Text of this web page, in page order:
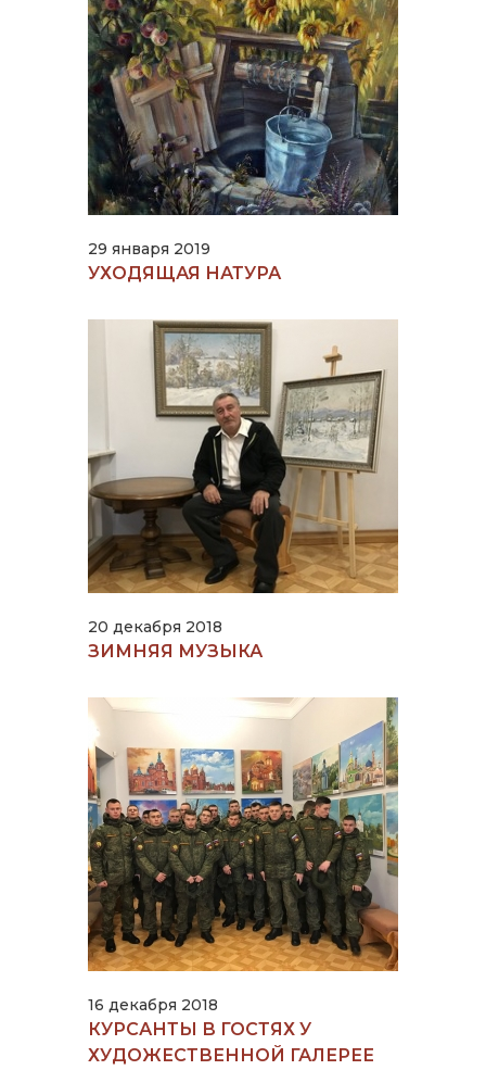
29 января 2019
УХОДЯЩАЯ НАТУРА
20 декабря 2018
ЗИМНЯЯ МУЗЫКА
16 декабря 2018
КУРСАНТЫ В ГОСТЯХ У
ХУДОЖЕСТВЕННОЙ ГАЛЕРЕЕ